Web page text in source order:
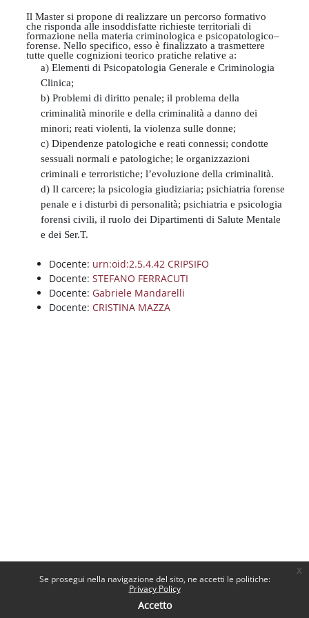
Se prosegui nella navigazione del sito, ne accetti le politiche:
Privacy Policy
Accetto
x
Il Master si propone di realizzare un percorso formativo
che risponda alle insoddisfatte richieste territoriali di
formazione nella materia criminologica e psicopatologico–
forense. Nello specifico, esso è finalizzato a trasmettere
tutte quelle cognizioni teorico pratiche relative a:
a) Elementi di Psicopatologia Generale e Criminologia
Clinica;
b) Problemi di diritto penale; il problema della
criminalità minorile e della criminalità a danno dei
minori; reati violenti, la violenza sulle donne;
c) Dipendenze patologiche e reati connessi; condotte
sessuali normali e patologiche; le organizzazioni
criminali e terroristiche; l’evoluzione della criminalità.
d) Il carcere; la psicologia giudiziaria; psichiatria forense
penale e i disturbi di personalità; psichiatria e psicologia
forensi civili, il ruolo dei Dipartimenti di Salute Mentale
e dei Ser.T.
Docente: urn:oid:2.5.4.42 CRIPSIFO
Docente: STEFANO FERRACUTI
Docente: Gabriele Mandarelli
Docente: CRISTINA MAZZA